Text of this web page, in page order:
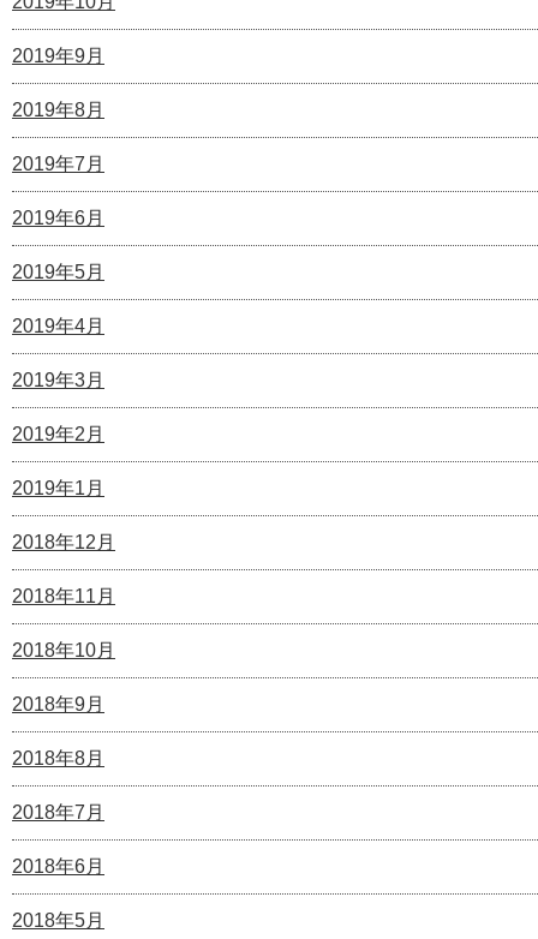
2019年9月
2019年8月
2019年7月
2019年6月
2019年5月
2019年4月
2019年3月
2019年2月
2019年1月
2018年12月
2018年11月
2018年10月
2018年9月
2018年8月
2018年7月
2018年6月
2018年5月